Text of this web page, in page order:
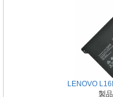
LENOVO
製